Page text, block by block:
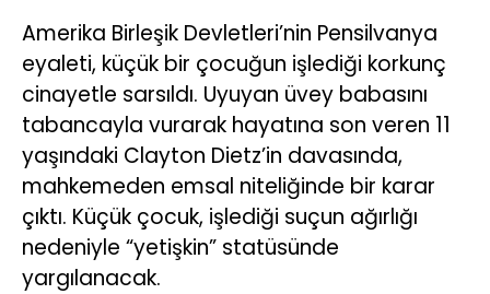
Amerika Birleşik Devletleri’nin Pensilvanya
eyaleti, küçük bir çocuğun işlediği korkunç
cinayetle sarsıldı. Uyuyan üvey babasını
tabancayla vurarak hayatına son veren 11
yaşındaki Clayton Dietz’in davasında,
mahkemeden emsal niteliğinde bir karar
çıktı. Küçük çocuk, işlediği suçun ağırlığı
nedeniyle “yetişkin” statüsünde
yargılanacak.